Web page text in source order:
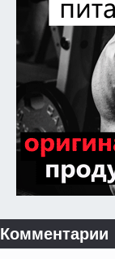
Комментарии